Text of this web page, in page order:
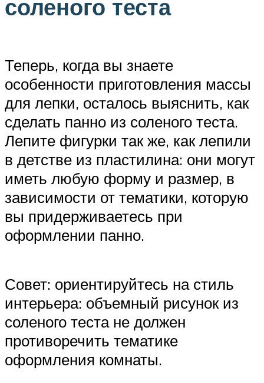
соленого теста
Теперь, когда вы знаете
особенности приготовления массы
для лепки, осталось выяснить, как
сделать панно из соленого теста.
Лепите фигурки так же, как лепили
в детстве из пластилина: они могут
иметь любую форму и размер, в
зависимости от тематики, которую
вы придерживаетесь при
оформлении панно.
Совет: ориентируйтесь на стиль
интерьера: объемный рисунок из
соленого теста не должен
противоречить тематике
оформления комнаты.